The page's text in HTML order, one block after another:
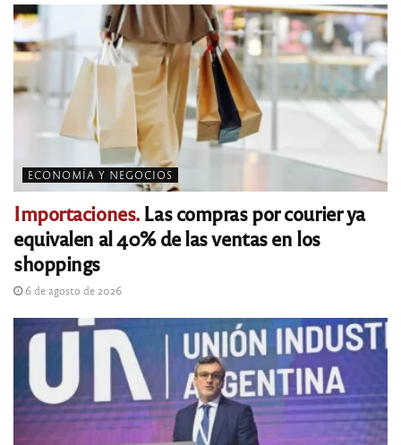
ECONOMÍA Y NEGOCIOS
Importaciones.Las compras por courier ya
equivalen al 40% de las ventas en los
shoppings
6 de agosto de 2026